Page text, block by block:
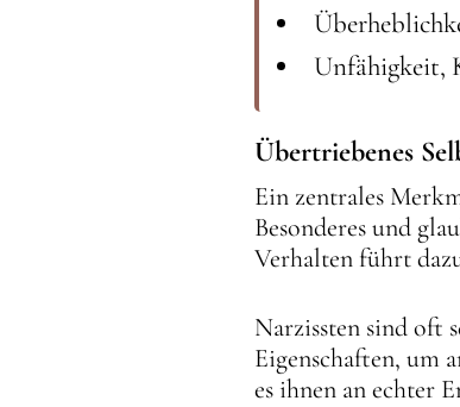
Unfähigkeit,
Übertriebenes
Ein zentrales
Besonderes und
Verhalten führt
Narzissten sind oft
Eigenschaften, um
es ihnen an echter